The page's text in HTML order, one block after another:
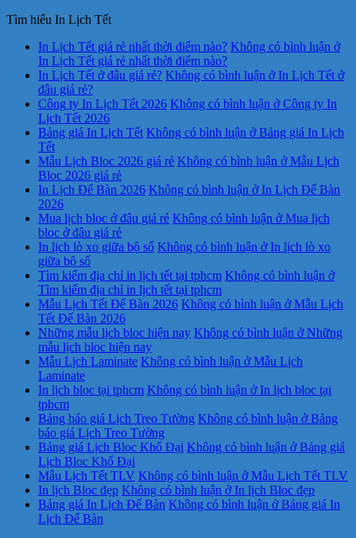
Tìm hiểu In Lịch Tết
In Lịch Tết giá rẻ nhất thời điểm nào? Không có bình luận ở
In Lịch Tết giá rẻ nhất thời điểm nào?
In Lịch Tết ở đâu giá rẻ? Không có bình luận ở In Lịch Tết ở
đâu giá rẻ?
Công ty In Lịch Tết 2026 Không có bình luận ở Công ty In
Lịch Tết 2026
Bảng giá In Lịch Tết Không có bình luận ở Bảng giá In Lịch
Tết
Mẫu Lịch Bloc 2026 giá rẻ Không có bình luận ở Mẫu Lịch
Bloc 2026 giá rẻ
In Lịch Để Bàn 2026 Không có bình luận ở In Lịch Để Bàn
2026
Mua lịch bloc ở đâu giá rẻ Không có bình luận ở Mua lịch
bloc ở đâu giá rẻ
In lịch lò xo giữa bộ số Không có bình luận ở In lịch lò xo
giữa bộ số
Tìm kiếm địa chỉ in lịch tết tại tphcm Không có bình luận ở
Tìm kiếm địa chỉ in lịch tết tại tphcm
Mẫu Lịch Tết Để Bàn 2026 Không có bình luận ở Mẫu Lịch
Tết Để Bàn 2026
Những mẫu lịch bloc hiện nay Không có bình luận ở Những
mẫu lịch bloc hiện nay
Mẫu Lịch Laminate Không có bình luận ở Mẫu Lịch
Laminate
In lịch bloc tại tphcm Không có bình luận ở In lịch bloc tại
tphcm
Bảng báo giá Lịch Treo Tường Không có bình luận ở Bảng
báo giá Lịch Treo Tường
Bảng giá Lịch Bloc Khổ Đại Không có bình luận ở Bảng giá
Lịch Bloc Khổ Đại
Mẫu Lịch Tết TLV Không có bình luận ở Mẫu Lịch Tết TLV
In lịch Bloc đẹp Không có bình luận ở In lịch Bloc đẹp
Bảng giá In Lịch Để Bàn Không có bình luận ở Bảng giá In
Lịch Để Bàn